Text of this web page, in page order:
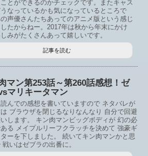
とができるのかチェックです。またキャス
うなっているかも気になっているところで
声優さんたちあってのアニメ版という感じ
したからねー。2017年は秋から年末にかけ
みがたくさんあって嬉しいです。
記事を読む
マン第253話～第260話感想！ゼ
マリキータマン
んでの感想を書いていますので ネタバレが
ブラウザを閉じるなりなんなり 自分で回避
します。 キン肉マンビッグボディが 幻の必
る メイプルリーフクラッチを決めて 強豪ギ
ーを下しました。 続いてキン肉マンかと思
戦いはゼブラの出番に。